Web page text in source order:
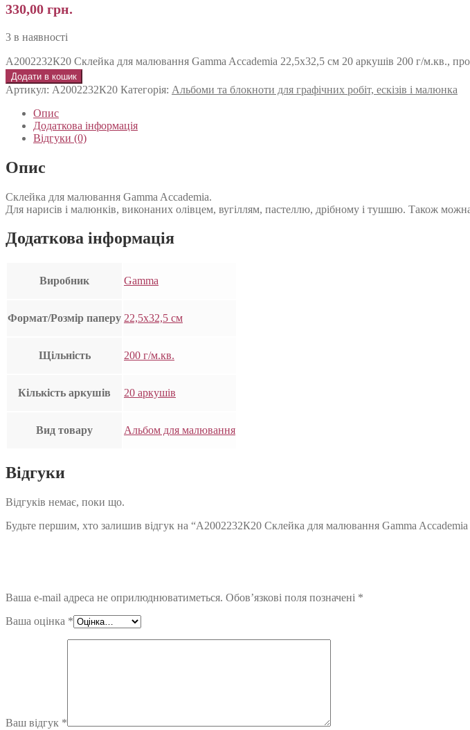
330,00 грн.
3 в наявності
А2002232К20 Склейка для малювання Gamma Accademia 22,5х32,5 см 20 аркушів 200 г/м.кв.,
Додати в кошик
Артикул: А2002232К20 Категорія: Альбоми та блокноти для графічних робіт, ескізів і малюнка
Опис
Додаткова інформація
Відгуки (0)
Опис
Склейка для малювання Gamma Accademia.
Для нарисів і малюнків, виконаних олівцем, вугіллям, пастеллю, дрібному і тушшю. Також
Додаткова інформація
Виробник Gamma
Формат/Розмір паперу 22,5х32,5 см
Щільність 200 г/м.кв.
Кількість аркушів 20 аркушів
Вид товару Альбом для малювання
Відгуки
Відгуків немає, поки що.
Будьте першим, хто залишив відгук на “А2002232К20 Склейка для малювання Gamma
Ваша e-mail адреса не оприлюднюватиметься. Обов’язкові поля позначені *
Ваша оцінка *
Ваш відгук *